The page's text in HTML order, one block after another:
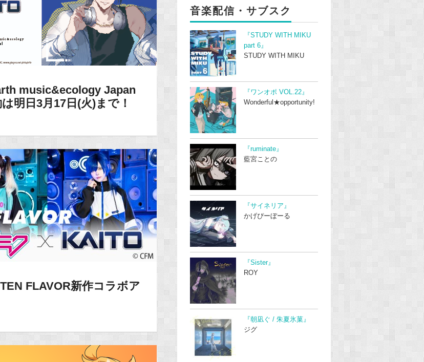
music&ecology Japan
明日3月17日(火)まで！
FLAVOR新作コラボア
音楽配信・サブスク
『STUDY WITH MIKU
part 6』
STUDY WITH MIKU
『ワンオポ VOL.22』
Wonderful★opportunity!
『ruminate』
藍宮ことの
『サイネリア』
かげぴーぼーる
『Sister』
ROY
『朝凪ぐ / 朱夏氷菓』
ジグ